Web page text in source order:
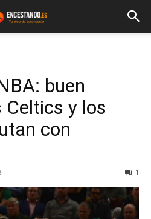
buen
y los
con
1